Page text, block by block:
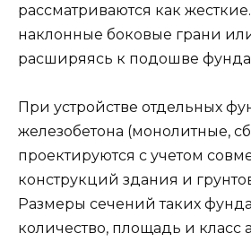
рассматриваются как
наклонные боковые грани
расширяясь к подошве
При устройстве отдельных
железобетона (монолитные,
проектируются с учетом
конструкций здания и
Размеры сечений таких
количество, площадь и класс